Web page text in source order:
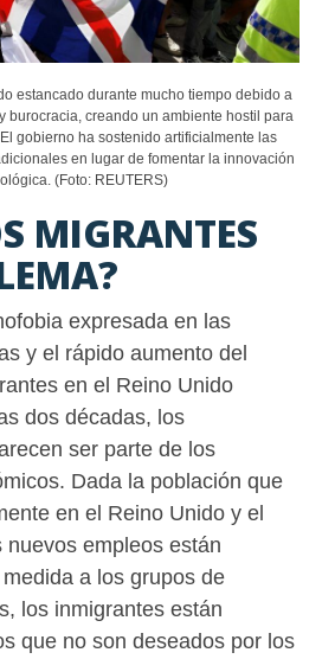
estancado durante mucho tiempo debido a
burocracia, creando un ambiente hostil para
gobierno ha sostenido artificialmente las
en lugar de fomentar la innovación
(Foto: REUTERS)
MIGRANTES
expresada en las
y el rápido aumento del
en el Reino Unido
dos décadas, los
ser parte de los
Dada la población que
en el Reino Unido y el
nuevos empleos están
a los grupos de
los inmigrantes están
que no son deseados por los